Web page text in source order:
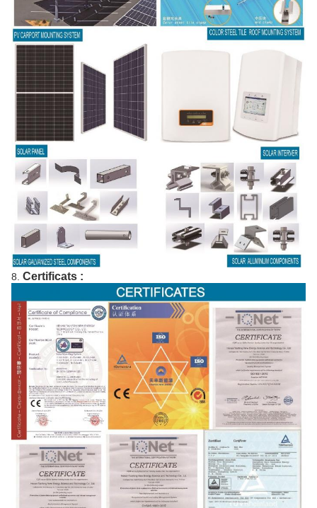
8. Certificats :